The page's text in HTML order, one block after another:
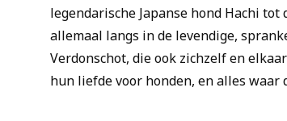
legendarische Japanse hond Hachi tot
allemaal langs in de levendige,
Verdonschot, die ook zichzelf en
hun liefde voor honden, en alles waar